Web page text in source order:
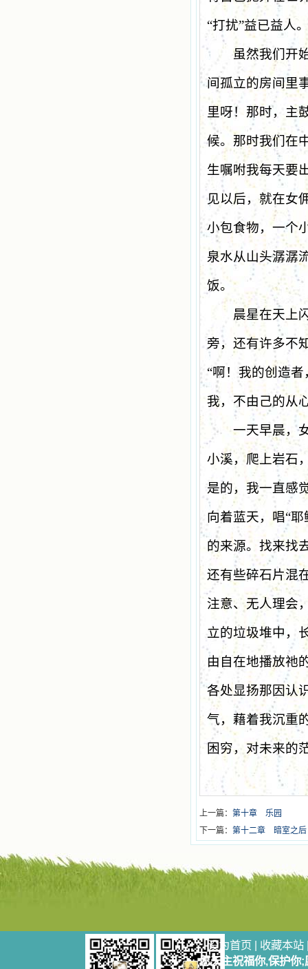
“打扰”益已益人
虽然我们开始
间孤立的房间里
里呀！那时，主
候。那时我们在
生嘱咐我每天要
见以后，就在女
小包食物，一个
泉水从山头潺潺
饭。
晨星在天上闪
旁，还有许多不
“啊！我的创造
我，不由己的从
一天早晨，女
小溪，爬上岩石
是的，我一直感
向着蓝天，唱“耶
的来源。找来找
还有些碎石片混
注意、无人理会
立的垃圾堆中，
由自在地播放祂
各处显扬那因认
气，藉着我沉重
困穷，对未来的
上一篇： 第十章 乐园
下一篇： 第十二章 暗室之后
设为首页 | 收藏本站
愿天主祝福你,保护你